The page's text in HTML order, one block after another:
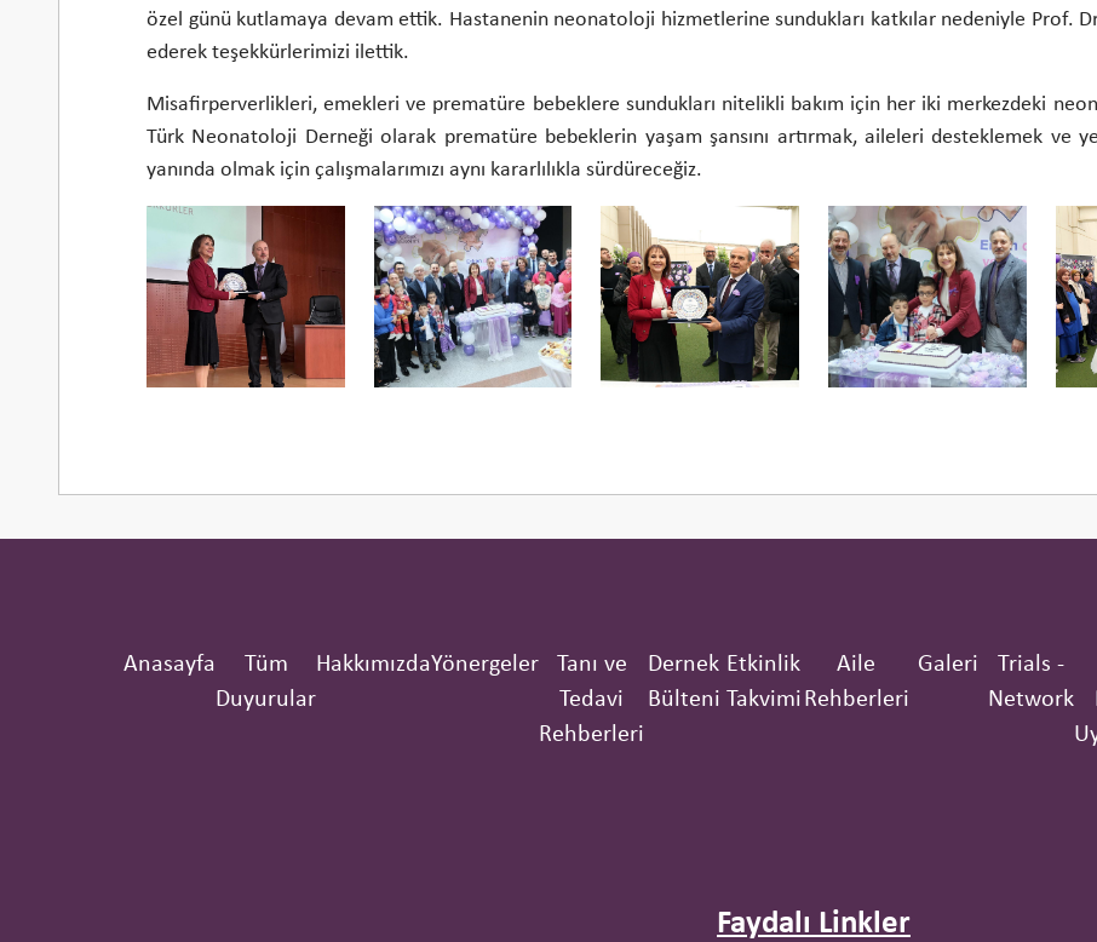
özel günü kutlamaya devam ettik. Hastanenin neonatoloji hizmetlerine sundukları katkılar nedeniyle Prof.
ederek teşekkürlerimizi ilettik.
Misafirperverlikleri, emekleri ve prematüre bebeklere sundukları nitelikli bakım için her iki merkezdeki
Türk Neonatoloji Derneği olarak prematüre bebeklerin yaşam şansını artırmak, aileleri desteklemek ve
yanında olmak için çalışmalarımızı aynı kararlılıkla sürdüreceğiz.
Anasayfa
Tüm
Duyurular
HakkımızdaYönergeler
Tanı ve
Tedavi
Rehberleri
Dernek
Bülteni
Etkinlik
Takvimi
Aile
Rehberleri
Galeri
Trials -
Network
Faydalı Linkler